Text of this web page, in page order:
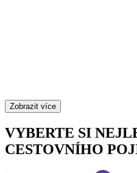
Zobrazit více
VYBERTE SI
CESTOVNÍHO